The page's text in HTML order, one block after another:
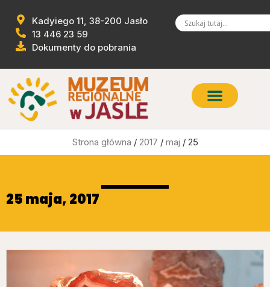
Kadyiego 11, 38-200 Jasło
13 446 23 59
Dokumenty do pobrania
Strona główna / 2017 / maj / 25
25 maja, 2017